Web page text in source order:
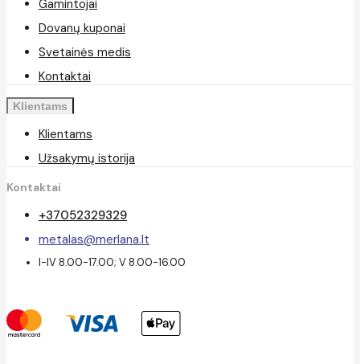
Gamintojai
Dovanų kuponai
Svetainės medis
Kontaktai
Klientams
Klientams
Užsakymų istorija
Kontaktai
+37052329329
metalas@merlana.lt
I-IV 8.00-17.00; V 8.00-16.00